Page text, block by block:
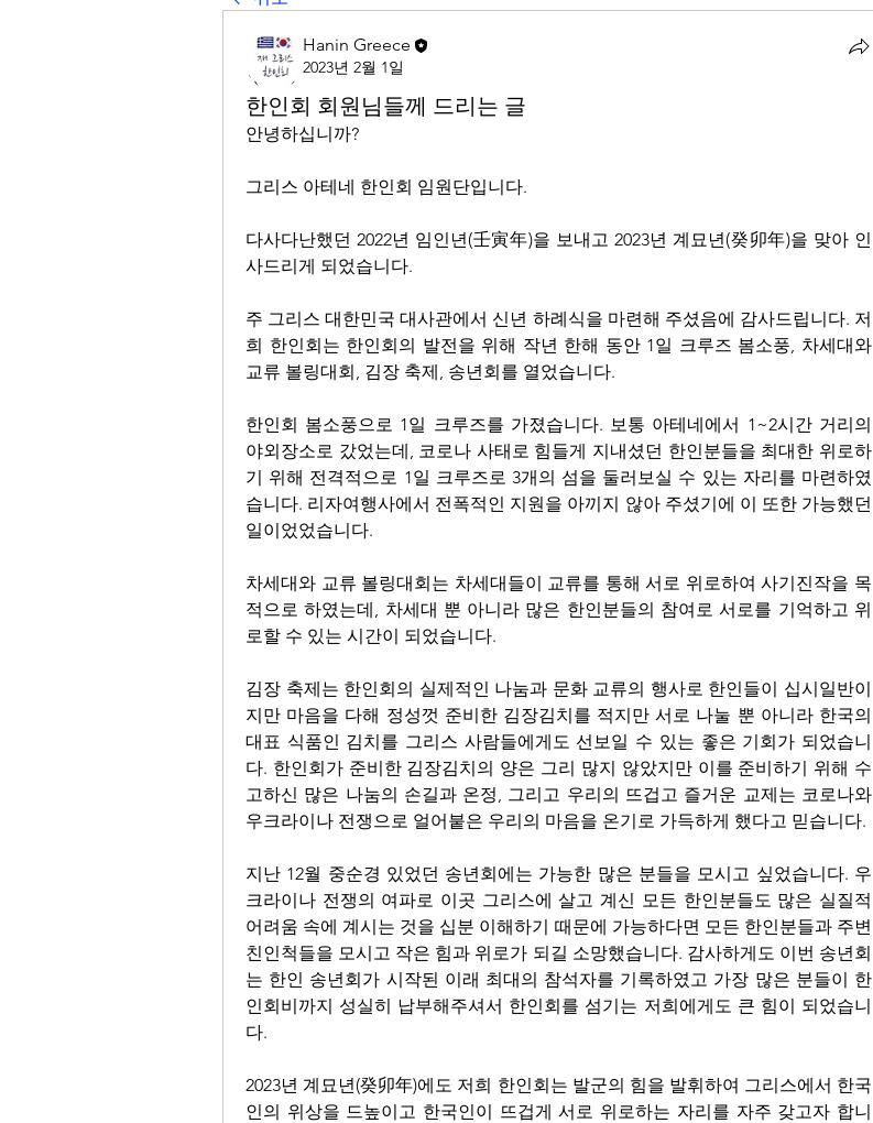
Hanin Greece
2023년 2월 1일
한인회 회원님들께 드리는 글
안녕하십니까?
그리스 아테네 한인회 임원단입니다.
다사다난했던 2022년 임인년(壬寅年)을 보내고 2023년 계묘년(癸卯年)을 맞아 인
사드리게 되었습니다.
주 그리스 대한민국 대사관에서 신년 하례식을 마련해 주셨음에 감사드립니다. 저
희 한인회는 한인회의 발전을 위해 작년 한해 동안 1일 크루즈 봄소풍, 차세대와
교류 볼링대회, 김장 축제, 송년회를 열었습니다.
한인회 봄소풍으로 1일 크루즈를 가졌습니다. 보통 아테네에서 1~2시간 거리의
야외장소로 갔었는데, 코로나 사태로 힘들게 지내셨던 한인분들을 최대한 위로하
기 위해 전격적으로 1일 크루즈로 3개의 섬을 둘러보실 수 있는 자리를 마련하였
습니다. 리자여행사에서 전폭적인 지원을 아끼지 않아 주셨기에 이 또한 가능했던
일이었었습니다.
차세대와 교류 볼링대회는 차세대들이 교류를 통해 서로 위로하여 사기진작을 목
적으로 하였는데, 차세대 뿐 아니라 많은 한인분들의 참여로 서로를 기억하고 위
로할 수 있는 시간이 되었습니다.
김장 축제는 한인회의 실제적인 나눔과 문화 교류의 행사로 한인들이 십시일반이
지만 마음을 다해 정성껏 준비한 김장김치를 적지만 서로 나눌 뿐 아니라 한국의
대표 식품인 김치를 그리스 사람들에게도 선보일 수 있는 좋은 기회가 되었습니
다. 한인회가 준비한 김장김치의 양은 그리 많지 않았지만 이를 준비하기 위해 수
고하신 많은 나눔의 손길과 온정, 그리고 우리의 뜨겁고 즐거운 교제는 코로나와
우크라이나 전쟁으로 얼어붙은 우리의 마음을 온기로 가득하게 했다고 믿습니다.
지난 12월 중순경 있었던 송년회에는 가능한 많은 분들을 모시고 싶었습니다. 우
크라이나 전쟁의 여파로 이곳 그리스에 살고 계신 모든 한인분들도 많은 실질적
어려움 속에 계시는 것을 십분 이해하기 때문에 가능하다면 모든 한인분들과 주변
친인척들을 모시고 작은 힘과 위로가 되길 소망했습니다. 감사하게도 이번 송년회
는 한인 송년회가 시작된 이래 최대의 참석자를 기록하였고 가장 많은 분들이 한
인회비까지 성실히 납부해주셔서 한인회를 섬기는 저희에게도 큰 힘이 되었습니
다.
2023년 계묘년(癸卯年)에도 저희 한인회는 발군의 힘을 발휘하여 그리스에서 한국
인의 위상을 드높이고 한국인이 뜨겁게 서로 위로하는 자리를 자주 갖고자 합니